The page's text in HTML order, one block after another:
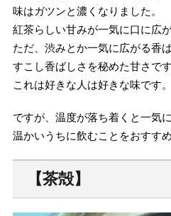
味はガツンと濃くなりました。
紅茶らしい甘みが一気に口に広が
ただ、渋みとか一気に広がる香
すこし香ばしさを秘めた甘さです
これは好きな人は好きな味です。
ですが、温度が落ち着くと一気
温かいうちに飲むことをおすすめ
【茶殻】